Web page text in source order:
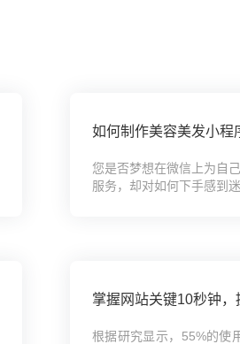
如何制作美容美发小程
您是否梦想在微信上为自
服务，却对如何下手感到
掌握网站关键10秒钟
根据研究显示，55%的使